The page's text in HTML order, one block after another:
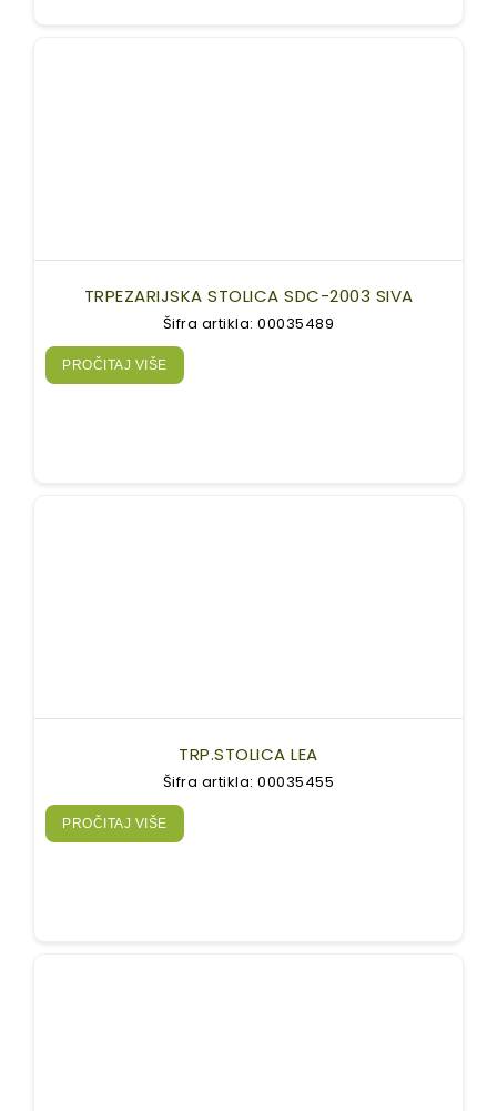
TRPEZARIJSKA STOLICA SDC-2003 SIVA
Šifra artikla: 00035489
PROČITAJ VIŠE
TRP.STOLICA LEA
Šifra artikla: 00035455
PROČITAJ VIŠE